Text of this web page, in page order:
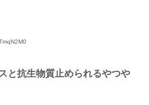
と抗生物質止められるやつや